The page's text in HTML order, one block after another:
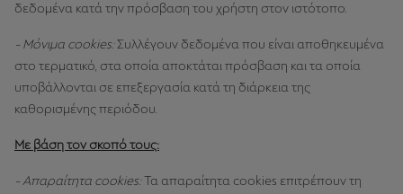
δεδομένα κατά την πρόσβαση του χρήστη στον ιστότοπο.
- Μόνιμα cookies:Συλλέγουν δεδομένα που είναι αποθηκευμένα
στο τερματικό, στα οποία αποκτάται πρόσβαση και τα οποία
υποβάλλονται σε επεξεργασία κατά τη διάρκεια της
καθορισμένης περιόδου.
Με βάση τον σκοπό τους:
- Απαραίτητα cookies:Τα απαραίτητα cookies επιτρέπουν τη